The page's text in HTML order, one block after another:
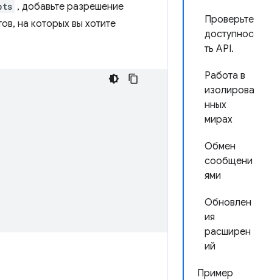
Проверьте
доступнос
ть API.
Работа в
изолирова
нных
мирах
Обмен
сообщени
ями
Обновлен
ия
расширен
ий
Пример
, добавьте разрешение
на которых вы хотите